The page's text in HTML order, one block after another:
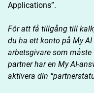
Applications”.
För att få tillgång till
du ha ett konto på My
arbetsgivare som måste
partner har en My AI-
aktivera din